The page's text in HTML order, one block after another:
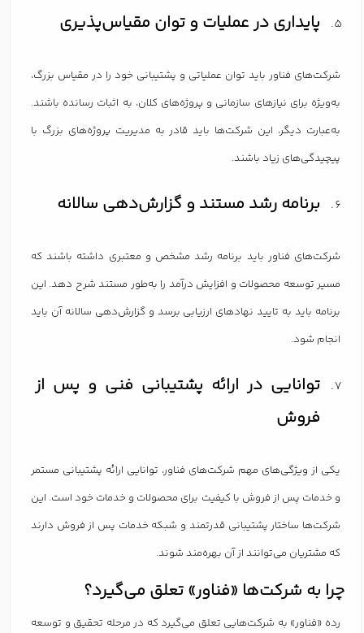
پایداری در عملیات و توان مقیاس‌پذیری
شرکت‌های فناور باید توان عملیاتی و پشتیبانی خود را در مقیاس بزرگ،
به‌ویژه برای نیازهای سازمانی و پروژه‌های کلان، به اثبات رسانده باشند.
به‌عبارت دیگر، این شرکت‌ها باید قادر به مدیریت پروژه‌های بزرگ با
پیچیدگی‌های زیاد باشند.
برنامه رشد مستند و گزارش‌دهی سالانه
شرکت‌های فناور باید برنامه رشد مشخص و معتبری داشته باشند که
مسیر توسعه محصولات و افزایش درآمد را به‌طور مستند شرح دهد. این
برنامه باید به تایید نهادهای ارزیابی برسد و گزارش‌دهی سالانه آن باید
انجام شود.
توانایی در ارائه پشتیبانی فنی و پس از
فروش
یکی از ویژگی‌های مهم شرکت‌های فناور، توانایی ارائه پشتیبانی مستمر
و خدمات پس از فروش با کیفیت برای محصولات و خدمات خود است. این
شرکت‌ها ساختار پشتیبانی قدرتمند و شبکه خدمات پس از فروش دارند
که مشتریان می‌توانند از آن بهره‌مند شوند.
چرا به شرکت‌ها «فناور» تعلق می‌گیرد؟
رده «فناور» به شرکت‌هایی تعلق می‌گیرد که در مرحله تحقیق و توسعه